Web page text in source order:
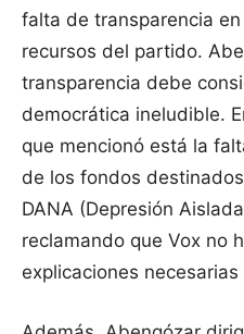
falta de transparencia
recursos del partido.
transparencia debe
democrática ineludible.
que mencionó está la
de los fondos
DANA (Depresión
reclamando que Vox no
explicaciones